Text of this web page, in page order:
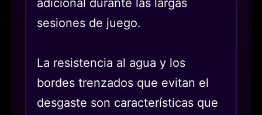
adicional durante las largas
sesiones de juego.
La resistencia al agua y los
bordes trenzados que evitan el
desgaste son características que